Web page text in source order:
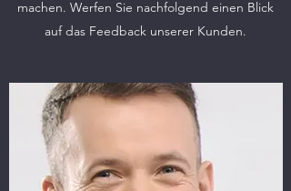
machen. Werfen Sie nachfolgend einen Blick
auf das Feedback unserer Kunden.